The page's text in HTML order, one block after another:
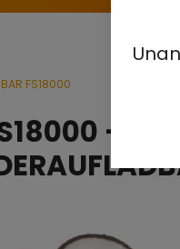
BAR FS18000
-